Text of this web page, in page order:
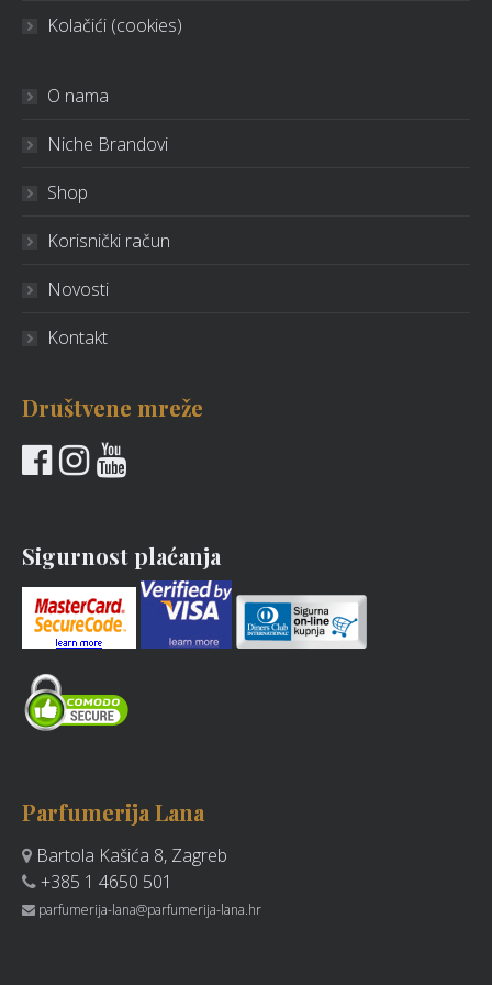
Kolačići (cookies)
O nama
Niche Brandovi
Shop
Korisnički račun
Novosti
Kontakt
Društvene mreže
Sigurnost plaćanja
Parfumerija Lana
Bartola Kašića 8, Zagreb
+385 1 4650 501
parfumerija-lana@parfumerija-lana.hr